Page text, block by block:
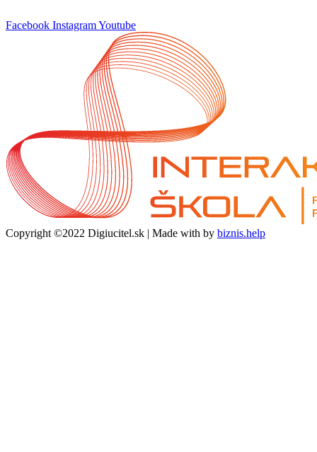
Facebook InstagramYoutube
Copyright ©2022 Digiucitel.sk | Made with by biznis.help